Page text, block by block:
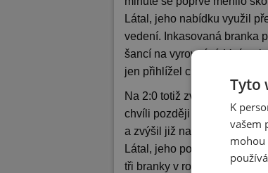
Látal, jeho nabídku využil
vedení. Inkasovaná branka
šancí na vyrovnání. V té
jen přihlížel chrudimskému
Na 2:0 totiž zvýšil pěknou
chvíli později Daniel Kutík,
a zvýšil již na 3:0! Poločas
Látal, jeho postup do
tři branky v rozmezí třinácti
Tyto
K
vašem
mohou